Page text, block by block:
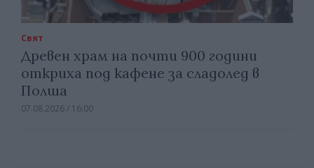
Свят
Древен храм на почти 900 години
откриха под кафене за сладолед в
Полша
07.08.2026 / 16:00